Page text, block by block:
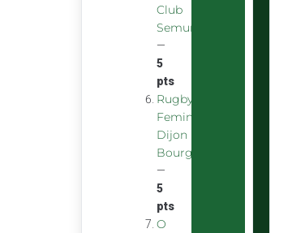
Club
Semurois
—
5
pts
Rugby
Feminin
Dijon
Bourgogne
—
5
pts
O